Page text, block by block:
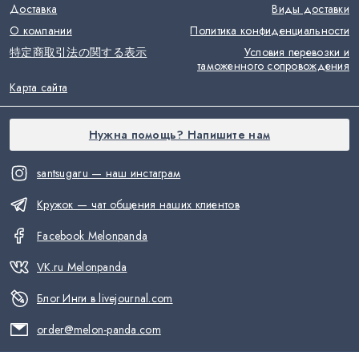
santsugaru — наш инстаграм
Кружок — чат общения наших клиентов
Facebook Melonpanda
VK.ru Melonpanda
Блог Инги в livejournal.com
order@melon-panda.com
Доставка
Виды доставки
О компании
Политика конфиденциальности
特定商取引法の関する表示
Условия перевозки и
таможенного сопровождения
Карта сайта
Нужна помощь? Напишите нам